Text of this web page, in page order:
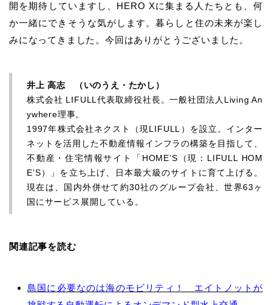
開を期待していますし、HERO Xに集まる人たちとも、何
か一緒にできそうな気がします。暮らしと住の未来が楽し
みになってきました。今回はありがとうございました。
井上 高志 （いのうえ・たかし）
株式会社 LIFULL代表取締役社長。一般社団法人Living An
ywhere理事。
1997年株式会社ネクスト（現LIFULL）を設立。インター
ネットを活用した不動産情報インフラの構築を目指して、
不動産・住宅情報サイト「HOME’S（現：LIFULL HOM
E’S）」を立ち上げ、日本最大級のサイトに育て上げる。
現在は、国内外併せて約30社のグループ会社、世界63ヶ
国にサービス展開している。
関連記事を読む
島国に必要なのは海のモビリティ！ エイトノットが